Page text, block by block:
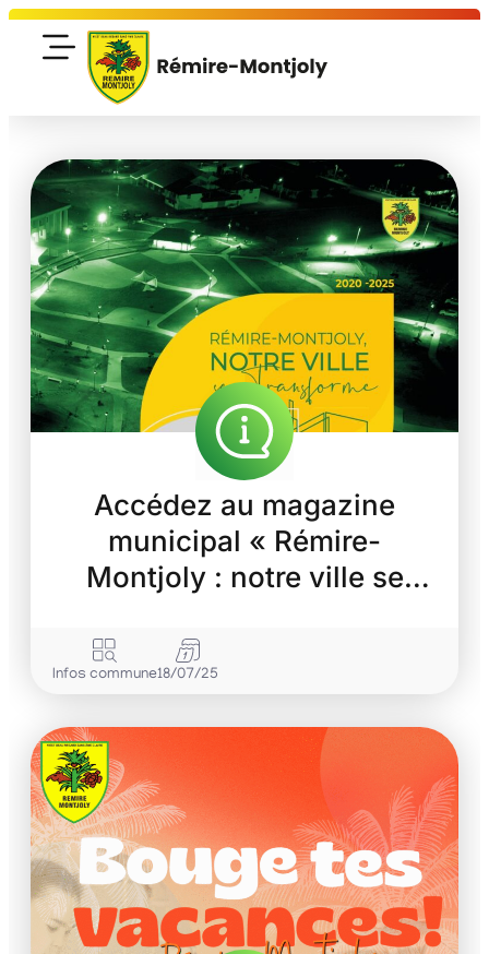
Accédez au magazine
municipal « Rémire-
Montjoly : notre ville se
Infos commune18/07/25